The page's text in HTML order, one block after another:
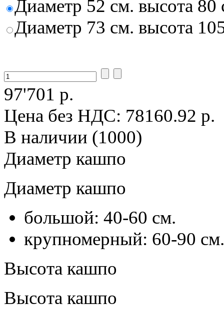
Диаметр 52 см. высота 80
Диаметр 73 см. высота
97'701 р.
Цена без НДС: 78160.92 р.
В наличии (1000)
Диаметр кашпо
Диаметр кашпо
большой: 40-60 см.
крупномерный: 60-90 см.
Высота кашпо
Высота кашпо